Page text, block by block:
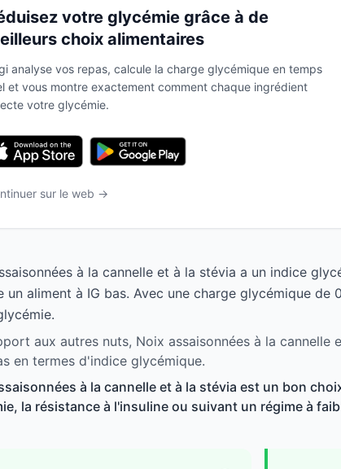
votre glycémie grâce à de
choix alimentaires
analyse vos repas, calcule la charge glycémique en temps
et vous montre exactement comment chaque ingrédient
votre glycémie.
sur le web →
à la cannelle et à la stévia a un indice
un aliment à IG bas. Avec une charge glycémique de
aux autres nuts, Noix assaisonnées à la cannelle
en termes d'indice glycémique.
à la cannelle et à la stévia est un bon
la résistance à l'insuline ou suivant un régime à